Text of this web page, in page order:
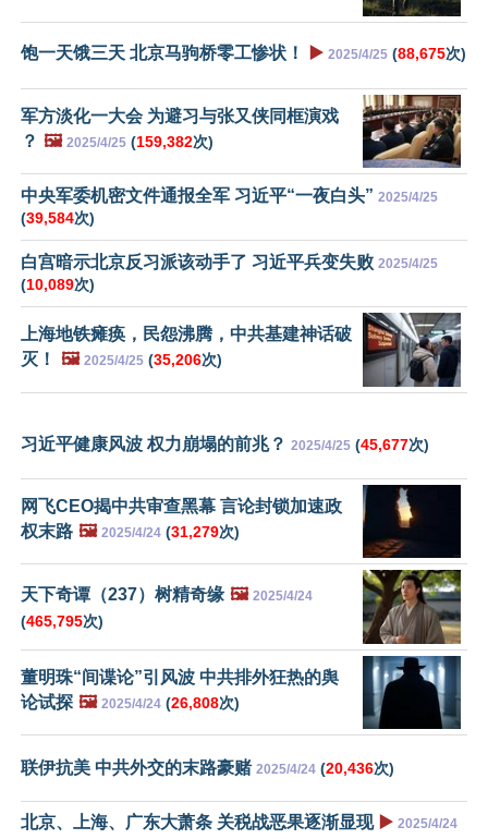
饱一天饿三天 北京马驹桥零工惨状！ ▶️ 2025/4/25 (88,675次)
军方淡化一大会 为避习与张又侠同框演戏
？ 🖼️ 2025/4/25 (159,382次)
中央军委机密文件通报全军 习近平“一夜白头” 2025/4/25
(39,584次)
白宫暗示北京反习派该动手了 习近平兵变失败 2025/4/25
(10,089次)
上海地铁瘫痪，民怨沸腾，中共基建神话破
灭！
🖼️ 2025/4/25 (35,206次)
习近平健康风波 权力崩塌的前兆？ 2025/4/25 (45,677次)
网飞CEO揭中共审查黑幕 言论封锁加速政
权末路 🖼️ 2025/4/24 (31,279次)
天下奇谭（237）树精奇缘 🖼️ 2025/4/24
(465,795次)
董明珠“间谍论”引风波 中共排外狂热的舆
论试探 🖼️ 2025/4/24 (26,808次)
联伊抗美 中共外交的末路豪赌 2025/4/24 (20,436次)
北京、上海、广东大萧条 关税战恶果逐渐显现 ▶️ 2025/4/24